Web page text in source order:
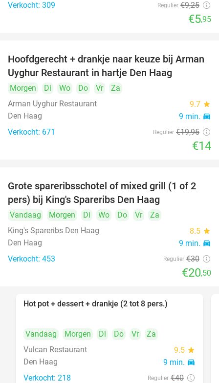
Verkocht: 309 Regulier €9,25
€5,95
30%
Hoofdgerecht + drankje naar keuze bij Arman
Uyghur Restaurant in hartje Den Haag
Morgen Di Wo Do Vr
Za
Arman Uyghur Restaurant
9.7 star
Den Haag 9 min. directions_car
Verkocht: 671 Regulier €19,95
€14
32%
Grote spareribsschotel of mixed grill (1 of 2
pers) bij King's Spareribs Den Haag
Vandaag Morgen Di Wo Do Vr
Za
King's Spareribs Den Haag
8.5 star
Den Haag 9 min. directions_car
Verkocht: 453 Regulier €30
€20,50
Hot pot + dessert + drankje (2 tot 8 pers.)
Vandaag Morgen Di Do Vr
Za
Vulcan Restaurant
9.5 star
Den Haag 9 min. directions_car
Verkocht: 218 Regulier €40